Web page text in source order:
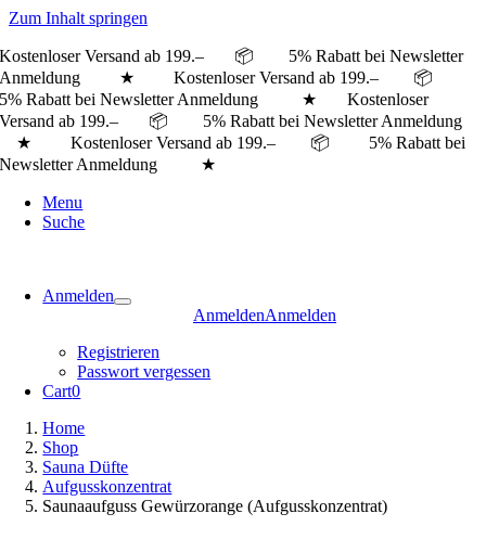
Zum Inhalt springen
Kostenloser Versand ab 199.– 📦 5% Rabatt bei Newsletter
Anmeldung ★ Kostenloser Versand ab 199.– 📦
5% Rabatt bei Newsletter Anmeldung ★Kostenloser
Versand ab 199.– 📦 5% Rabatt bei Newsletter Anmeldung
★ Kostenloser Versand ab 199.– 📦 5% Rabatt bei
Newsletter Anmeldung ★
Menu
Suche
Anmelden
AnmeldenAnmelden
Registrieren
Passwort vergessen
Cart0
Home
Shop
Sauna Düfte
Aufgusskonzentrat
Saunaaufguss Gewürzorange (Aufgusskonzentrat)